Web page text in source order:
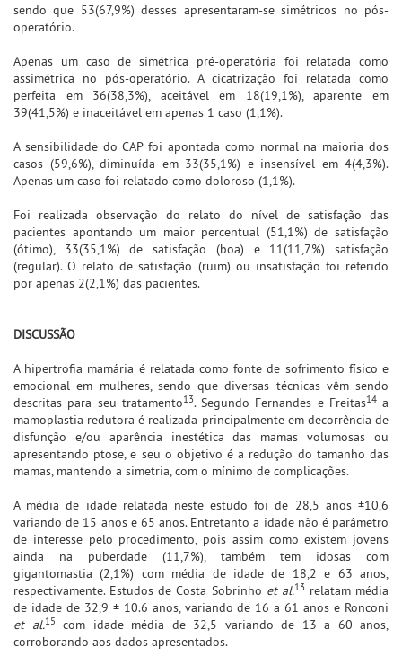
sendo que 53(67,9%) desses apresentaram-se simétricos no pós-
operatório.
Apenas um caso de simétrica pré-operatória foi relatada como
assimétrica no pós-operatório. A cicatrização foi relatada como
perfeita em 36(38,3%), aceitável em 18(19,1%), aparente em
39(41,5%) e inaceitável em apenas 1 caso (1,1%).
A sensibilidade do CAP foi apontada como normal na maioria dos
casos (59,6%), diminuída em 33(35,1%) e insensível em 4(4,3%).
Apenas um caso foi relatado como doloroso (1,1%).
Foi realizada observação do relato do nível de satisfação das
pacientes apontando um maior percentual (51,1%) de satisfação
(ótimo), 33(35,1%) de satisfação (boa) e 11(11,7%) satisfação
(regular). O relato de satisfação (ruim) ou insatisfação foi referido
por apenas 2(2,1%) das pacientes.
DISCUSSÃO
A hipertrofia mamária é relatada como fonte de sofrimento físico e
emocional em mulheres, sendo que diversas técnicas vêm sendo
descritas para seu tratamento13. Segundo Fernandes e Freitas14a
mamoplastia redutora é realizada principalmente em decorrência de
disfunção e/ou aparência inestética das mamas volumosas ou
apresentando ptose, e seu o objetivo é a redução do tamanho das
mamas, mantendo a simetria, com o mínimo de complicações.
A média de idade relatada neste estudo foi de 28,5 anos ±10,6
variando de 15 anos e 65 anos. Entretanto a idade não é parâmetro
de interesse pelo procedimento, pois assim como existem jovens
ainda na puberdade (11,7%), também tem idosas com
gigantomastia (2,1%) com média de idade de 18,2 e 63 anos,
respectivamente. Estudos de Costa Sobrinho et al.13relatam média
de idade de 32,9 ± 10.6 anos, variando de 16 a 61 anos e Ronconi
et al.15
com idade média de 32,5 variando de 13 a 60 anos,
corroborando aos dados apresentados.